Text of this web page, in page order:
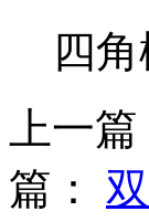
四
上一篇
篇：